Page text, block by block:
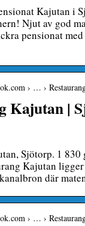
Kajutan i
Njut av god
pensionat
› … ›
Kajutan |
Sjötorp. 1 830
Kajutan
där
› … ›